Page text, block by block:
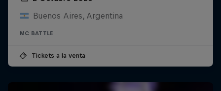
Buenos Aires, Argentina
MC BATTLE
Tickets a la venta